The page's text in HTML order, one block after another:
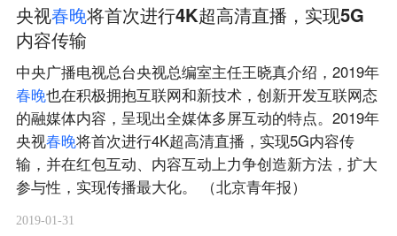
央视春晚将首次进行4K超高清直播，实现5G
内容传输
中央广播电视总台央视总编室主任王晓真介绍，2019年
春晚也在积极拥抱互联网和新技术，创新开发互联网态
的融媒体内容，呈现出全媒体多屏互动的特点。2019年
央视春晚将首次进行4K超高清直播，实现5G内容传
输，并在红包互动、内容互动上力争创造新方法，扩大
参与性，实现传播最大化。 （北京青年报）
2019-01-31